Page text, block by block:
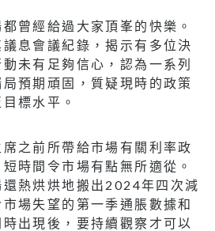
曾經給過大家頂峯的快樂。
息會議紀錄，揭示有多位決
未有足夠信心，認為一系列
預期頑固，質疑現時的政策
標水平。
之前所帶給市場有關利率政
時間令市場有點無所適從。
熱烘烘地搬出2024年四次減
場失望的第一季通脹數據和
出現後，要持續觀察才可以